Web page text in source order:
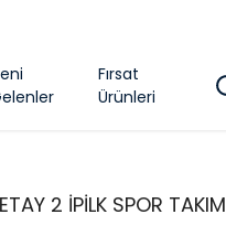
Fırsat
Ürünleri
2 İPİLK SPOR TAKIM